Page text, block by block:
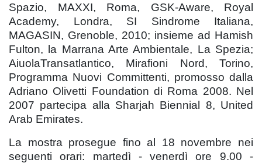
Spazio, MAXXI, Roma, GSK-Aware, Royal
Academy, Londra, SI Sindrome Italiana,
MAGASIN, Grenoble, 2010; insieme ad Hamish
Fulton, la Marrana Arte Ambientale, La Spezia;
AiuolaTransatlantico, Mirafioni Nord, Torino,
Programma Nuovi Committenti, promosso dalla
Adriano Olivetti Foundation di Roma 2008. Nel
2007 partecipa alla Sharjah Biennial 8, United
Arab Emirates.
La mostra prosegue fino al 18 novembre nei
seguenti orari: martedì - venerdì ore 9.00 -